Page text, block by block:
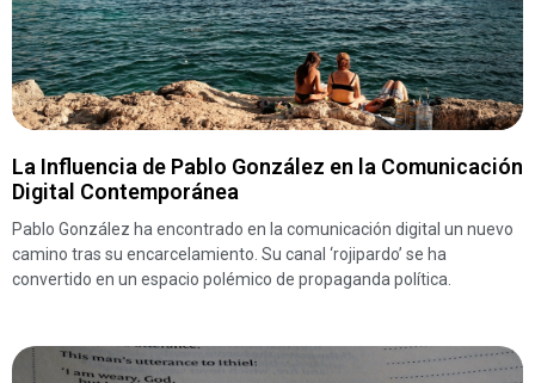
La Influencia de Pablo González en la Comunicación
Digital Contemporánea
Pablo González ha encontrado en la comunicación digital un nuevo
camino tras su encarcelamiento. Su canal ‘rojipardo’ se ha
convertido en un espacio polémico de propaganda política.